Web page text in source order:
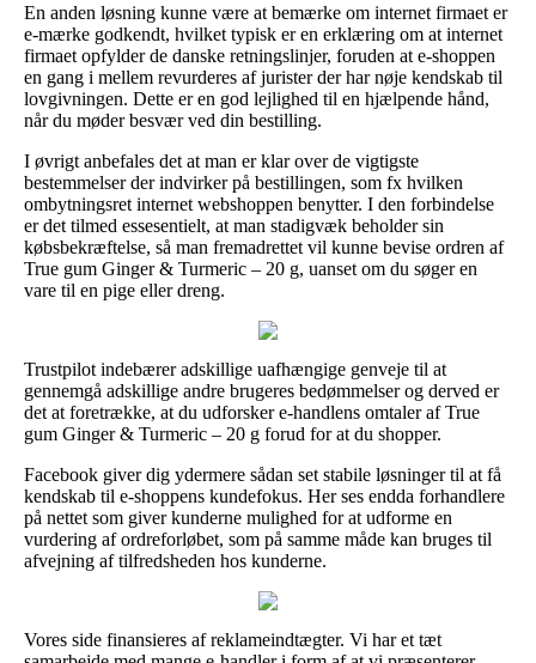
En anden løsning kunne være at bemærke om internet firmaet er
e-mærke godkendt, hvilket typisk er en erklæring om at internet
firmaet opfylder de danske retningslinjer, foruden at e-shoppen
en gang i mellem revurderes af jurister der har nøje kendskab til
lovgivningen. Dette er en god lejlighed til en hjælpende hånd,
når du møder besvær ved din bestilling.
I øvrigt anbefales det at man er klar over de vigtigste
bestemmelser der indvirker på bestillingen, som fx hvilken
ombytningsret internet webshoppen benytter. I den forbindelse
er det tilmed essesentielt, at man stadigvæk beholder sin
købsbekræftelse, så man fremadrettet vil kunne bevise ordren af
True gum Ginger & Turmeric – 20 g, uanset om du søger en
vare til en pige eller dreng.
Trustpilot indebærer adskillige uafhængige genveje til at
gennemgå adskillige andre brugeres bedømmelser og derved er
det at foretrække, at du udforsker e-handlens omtaler af True
gum Ginger & Turmeric – 20 g forud for at du shopper.
Facebook giver dig ydermere sådan set stabile løsninger til at få
kendskab til e-shoppens kundefokus. Her ses endda forhandlere
på nettet som giver kunderne mulighed for at udforme en
vurdering af ordreforløbet, som på samme måde kan bruges til
afvejning af tilfredsheden hos kunderne.
Vores side finansieres af reklameindtægter. Vi har et tæt